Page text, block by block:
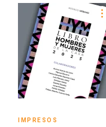
IMPRESOS